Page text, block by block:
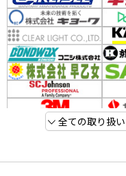
全ての取り扱